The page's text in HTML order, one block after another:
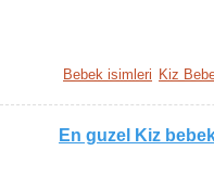
Bebek isimleri Kiz
En guzel Kiz